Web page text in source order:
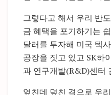
그렇다고 해서 우리 반
금 혜택을 포기하기는
달러를 투자해 미국 텍
공장을 짓고 있고 SK하
과 연구개발(R&D)센터
엎친데 덮친 격으로 우